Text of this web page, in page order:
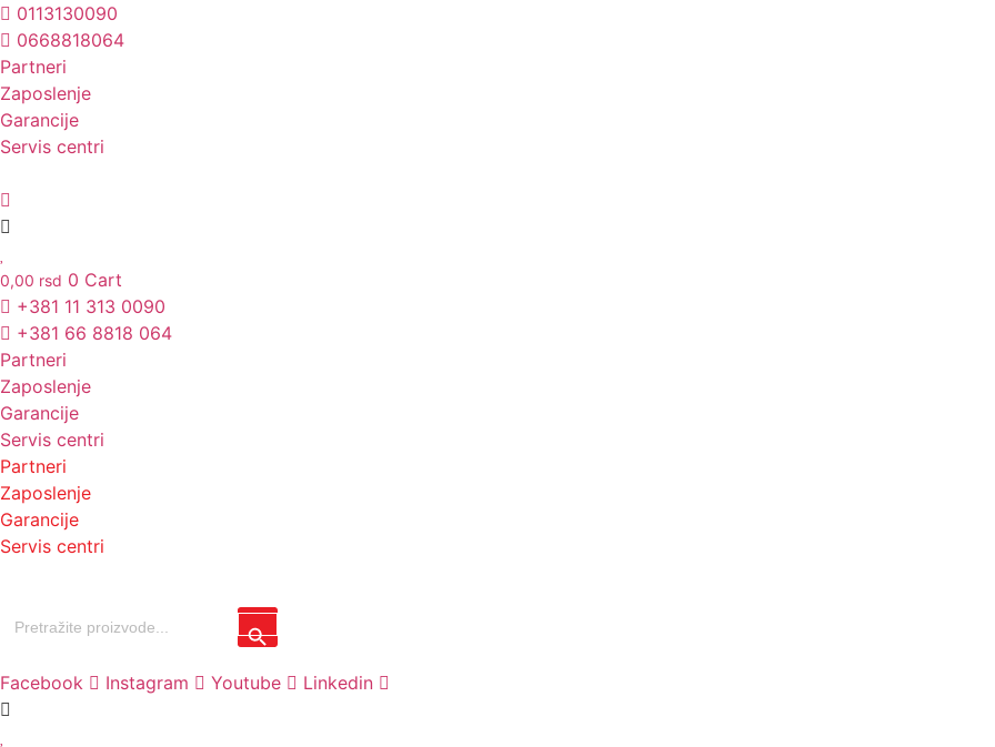
Skočite
na
sadržaj
0113130090
0668818064
Partneri
Zaposlenje
Garancije
Servis centri
0,00 rsd 0 Cart
+381 11 313 0090
+381 66 8818 064
Partneri
Zaposlenje
Garancije
Servis centri
Partneri
Zaposlenje
Garancije
Servis centri
for:
Search Button
Facebook Instagram Youtube Linkedin
Unesite ovde tekst naslova